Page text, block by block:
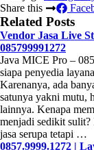
Share this
Related Posts
Vendor Jasa Live
085799991272
Java MICE Pro –
siapa penyedia
Karenanya, ada
satunya yakni mutu,
lainnya. Kenapa
menjadi sedikit sulit?
jasa serupa tetapi …
0857.9999.1272 |